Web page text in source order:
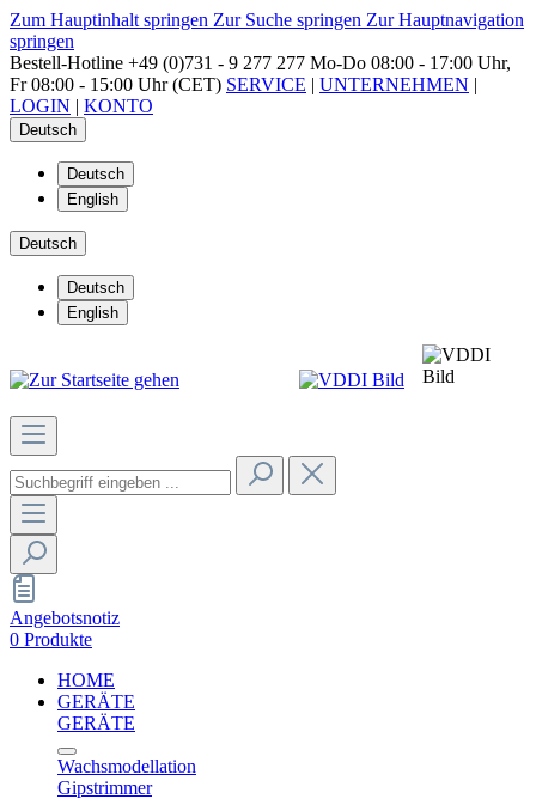
Zum Hauptinhalt springen Zur Suche springen Zur Hauptnavigation
springen
Bestell-Hotline +49 (0)731 - 9 277 277 Mo-Do 08:00 - 17:00 Uhr,
Fr 08:00 - 15:00 Uhr (CET) SERVICE | UNTERNEHMEN |
LOGIN | KONTO
Deutsch
Deutsch
English
Deutsch
Deutsch
English
Angebotsnotiz
0 Produkte
HOME
GERÄTE
GERÄTE
Wachsmodellation
Gipstrimmer